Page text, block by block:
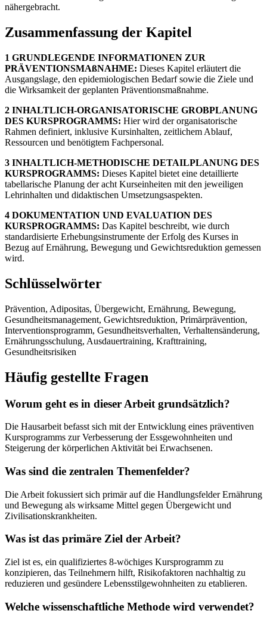
nähergebracht.
Zusammenfassung der Kapitel
1 GRUNDLEGENDE INFORMATIONEN ZUR
PRÄVENTIONSMAßNAHME: Dieses Kapitel erläutert die
Ausgangslage, den epidemiologischen Bedarf sowie die Ziele und
die Wirksamkeit der geplanten Präventionsmaßnahme.
2 INHALTLICH-ORGANISATORISCHE GROBPLANUNG
DES KURSPROGRAMMS: Hier wird der organisatorische
Rahmen definiert, inklusive Kursinhalten, zeitlichem Ablauf,
Ressourcen und benötigtem Fachpersonal.
3 INHALTLICH-METHODISCHE DETAILPLANUNG DES
KURSPROGRAMMS: Dieses Kapitel bietet eine detaillierte
tabellarische Planung der acht Kurseinheiten mit den jeweiligen
Lehrinhalten und didaktischen Umsetzungsaspekten.
4 DOKUMENTATION UND EVALUATION DES
KURSPROGRAMMS: Das Kapitel beschreibt, wie durch
standardisierte Erhebungsinstrumente der Erfolg des Kurses in
Bezug auf Ernährung, Bewegung und Gewichtsreduktion gemessen
wird.
Schlüsselwörter
Prävention, Adipositas, Übergewicht, Ernährung, Bewegung,
Gesundheitsmanagement, Gewichtsreduktion, Primärprävention,
Interventionsprogramm, Gesundheitsverhalten, Verhaltensänderung,
Ernährungsschulung, Ausdauertraining, Krafttraining,
Gesundheitsrisiken
Häufig gestellte Fragen
Worum geht es in dieser Arbeit grundsätzlich?
Die Hausarbeit befasst sich mit der Entwicklung eines präventiven
Kursprogramms zur Verbesserung der Essgewohnheiten und
Steigerung der körperlichen Aktivität bei Erwachsenen.
Was sind die zentralen Themenfelder?
Die Arbeit fokussiert sich primär auf die Handlungsfelder Ernährung
und Bewegung als wirksame Mittel gegen Übergewicht und
Zivilisationskrankheiten.
Was ist das primäre Ziel der Arbeit?
Ziel ist es, ein qualifiziertes 8-wöchiges Kursprogramm zu
konzipieren, das Teilnehmern hilft, Risikofaktoren nachhaltig zu
reduzieren und gesündere Lebensstilgewohnheiten zu etablieren.
Welche wissenschaftliche Methode wird verwendet?